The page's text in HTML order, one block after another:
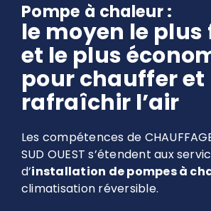
Pompe à chaleur :
le moyen le
et le plus
pour chauffer et
rafraîchir l’air
Les compétences de
SUD OUEST s’étendent aux
d’installation de pompes à
climatisation réversible.